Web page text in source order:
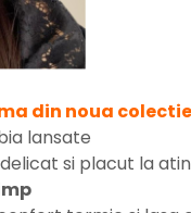
din noua
lansate
si placut la